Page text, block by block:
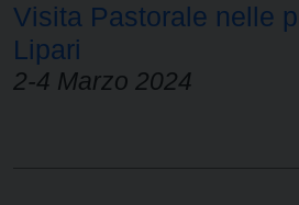
Visita Pastorale nelle
Lipari
2-4 Marzo 2024